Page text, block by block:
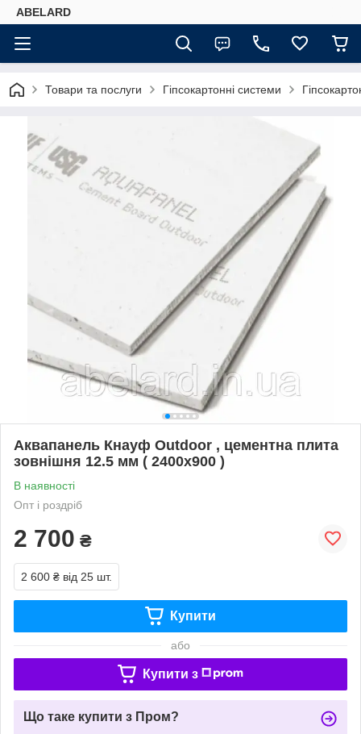
ABELARD
Товари та послуги Гіпсокартонні системи
Аквапанель Кнауф Outdoor , цементна плита
зовнішня 12.5 мм ( 2400х900 )
В наявності
Опт і роздріб
2 700 ₴
2 600 ₴ від 25 шт.
Купити
або
Купити з
Що таке купити з Пром?